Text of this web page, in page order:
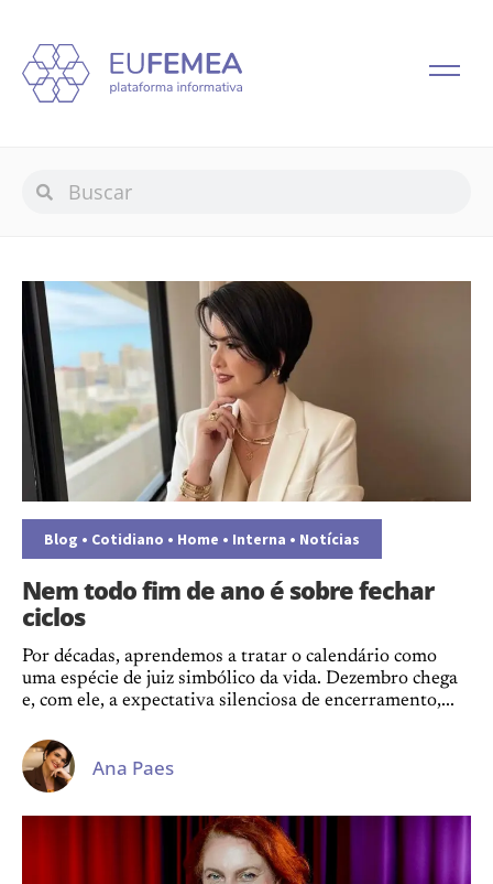
Blog • Cotidiano • Home • Interna • Notícias
Nem todo fim de ano é sobre fechar
ciclos
Por décadas, aprendemos a tratar o calendário como
uma espécie de juiz simbólico da vida. Dezembro chega
e, com ele, a expectativa silenciosa de encerramento,...
Ana Paes